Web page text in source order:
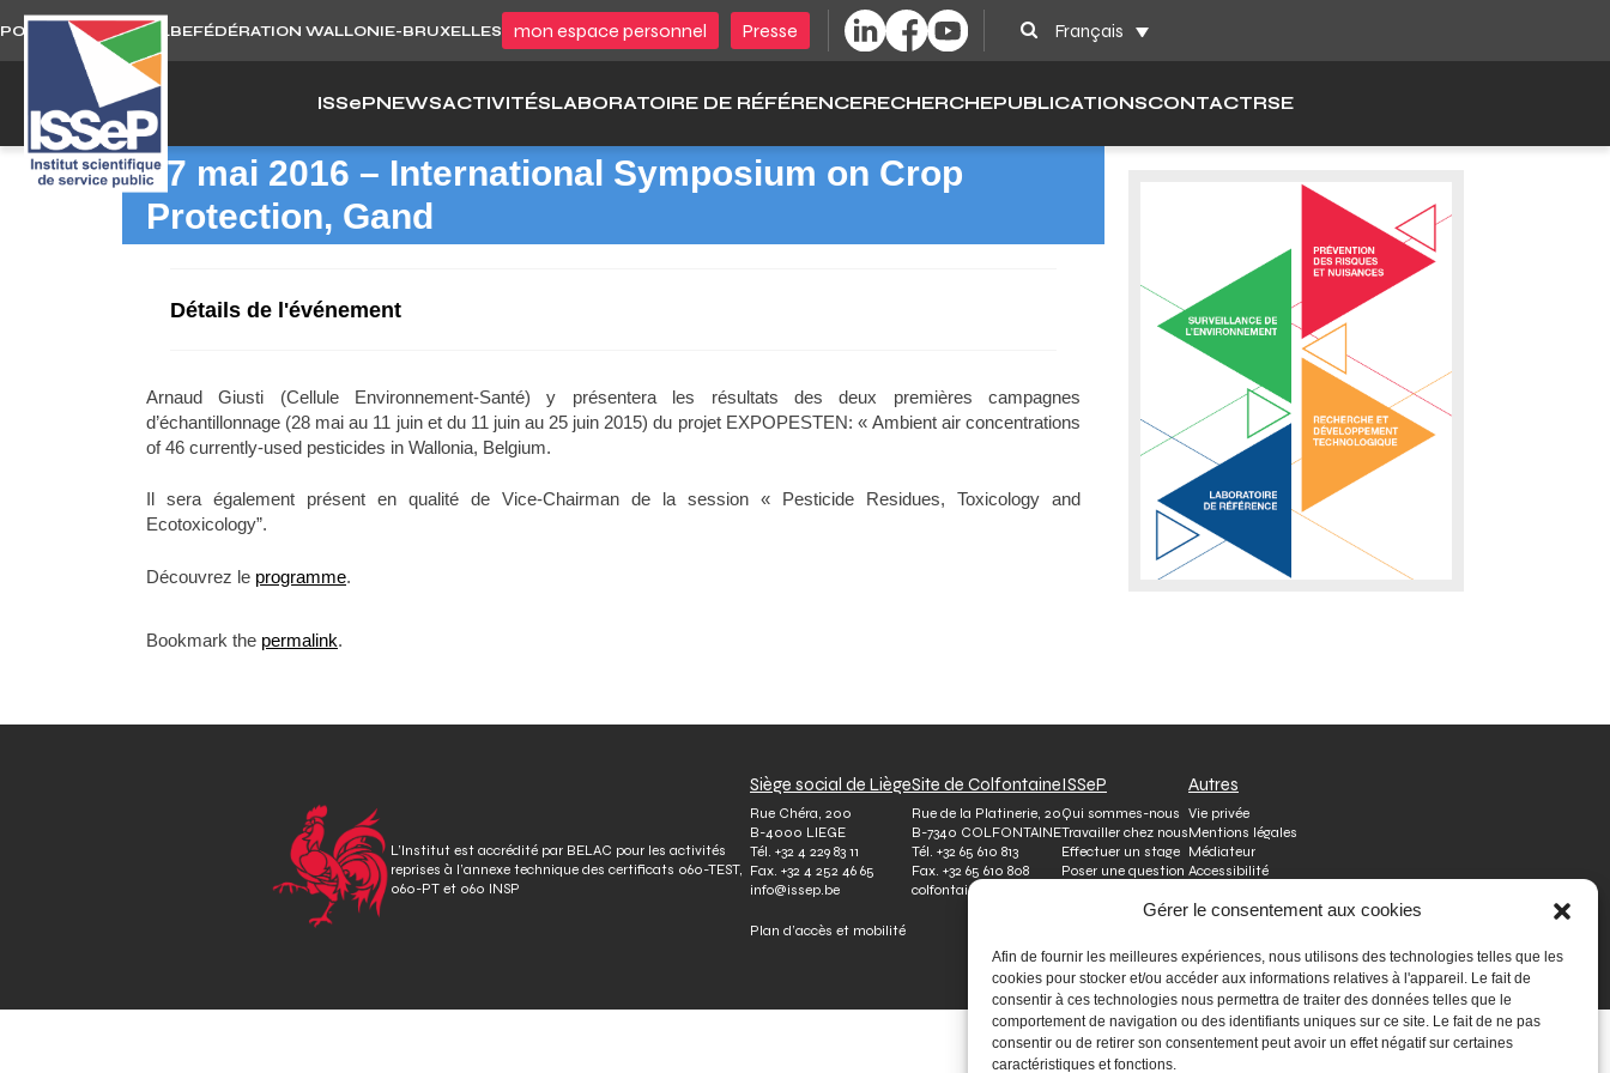
Gérer le consentement aux cookies
Afin de fournir les meilleures expériences, nous utilisons des technologies telles que les
cookies pour stocker et/ou accéder aux informations relatives à l'appareil. Le fait de
consentir à ces technologies nous permettra de traiter des données telles que le
comportement de navigation ou des identifiants uniques sur ce site. Le fait de ne pas
consentir ou de retirer son consentement peut avoir un effet négatif sur certaines
caractéristiques et fonctions.
Skip
to
content
PORTAIL WALLONIE.BEFÉDÉRATION WALLONIE-BRUXELLES mon espace personnel Presse Search
Français
ISSePNEWSACTIVITÉSLABORATOIRE DE RÉFÉRENCERECHERCHEPUBLICATIONSCONTACTRSE
17 mai 2016 – International Symposium on Crop
Protection, Gand
Détails de l'événement
Arnaud Giusti (Cellule Environnement-Santé) y présentera les résultats des deux premières campagnes
d’échantillonnage (28 mai au 11 juin et du 11 juin au 25 juin 2015) du projet EXPOPESTEN: « Ambient air concentrations
of 46 currently-used pesticides in Wallonia, Belgium.
Il sera également présent en qualité de Vice-Chairman de la session « Pesticide Residues, Toxicology and
Ecotoxicology”.
Découvrez le programme.
Bookmark the permalink.
i
L’Institut est accrédité par BELAC pour les activités
reprises à l’annexe technique des certificats 060-TEST,
060-PT et 060 INSP
Siège social de Liège
Rue Chéra, 200
B-4000 LIEGE
Tél. +32 4 229 83 11
Fax. +32 4 252 46 65
info@issep.be
Plan d’accès et mobilité
Site de Colfontaine
Rue de la Platinerie, 20
B-7340 COLFONTAINE
Tél. +32 65 610 813
Fax. +32 65 610 808
colfontaine@issep.be
ISSeP
Qui sommes-nous
Travailler chez nous
Effectuer un stage
Poser une question
Autres
Vie privée
Mentions légales
Médiateur
Accessibilité